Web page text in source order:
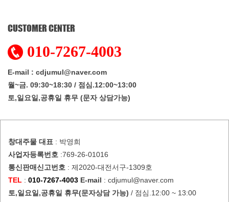
CUSTOMER CENTER
010-7267-4003
E-mail : cdjumul@naver.com
월~금. 09:30~18:30 / 점심.12:00~13:00
토,일요일,공휴일 휴무 (문자 상담가능)
창대주물 대표 : 박영희
사업자등록번호 :769-26-01016
통신판매신고번호 : 제2020-대전서구-1309호
TEL : 010-7267-4003 E-mail : cdjumul@naver.com
토,일요일,공휴일 휴무(문자상담 가능) / 점심.12:00 ~ 13:00